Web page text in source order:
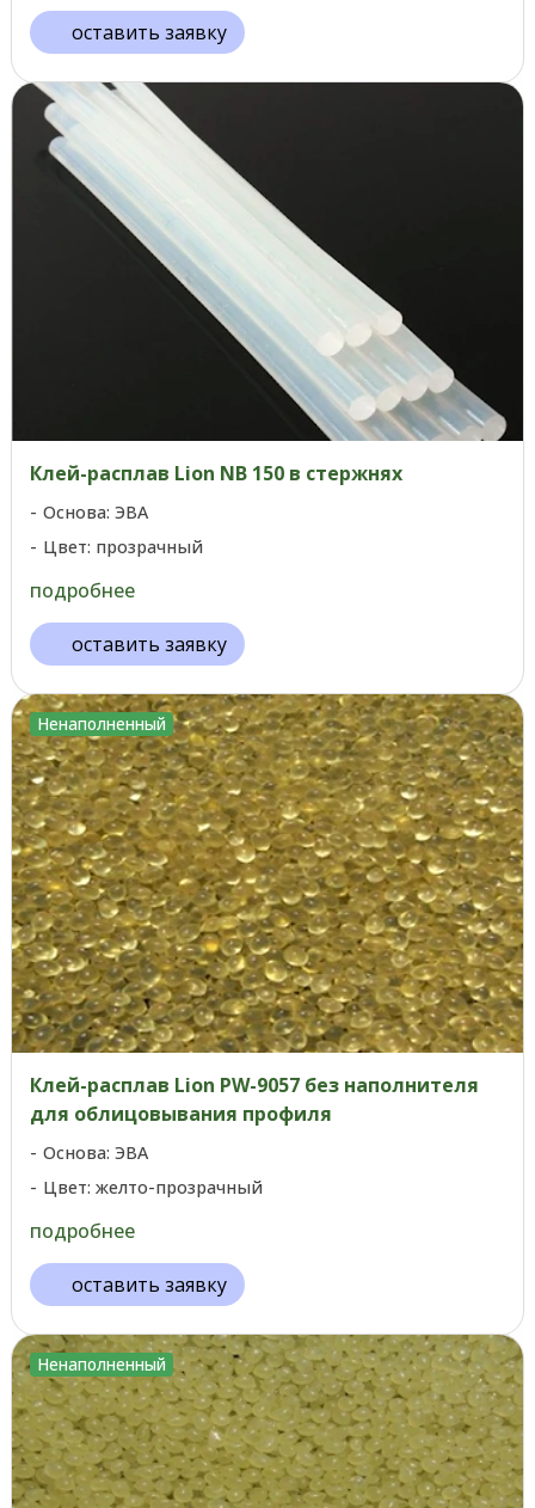
оставить заявку
Клей-расплав Lion NB 150 в стержнях
Основа: ЭВА
Цвет: прозрачный
подробнее
оставить заявку
Ненаполненный
Клей-расплав Lion PW-9057 без наполнителя
для облицовывания профиля
Основа: ЭВА
Цвет: желто-прозрачный
подробнее
оставить заявку
Ненаполненный